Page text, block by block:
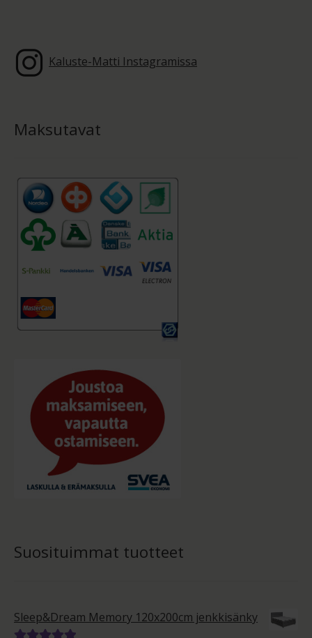
Kaluste-Matti Instagramissa
Maksutavat
Suosituimmat tuotteet
Sleep&Dream Memory 120x200cm jenkkisänky